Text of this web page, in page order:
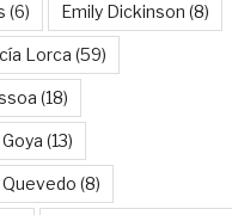
(6) Emily Dickinson (8)
Lorca (59)
(18)
(13)
(8)